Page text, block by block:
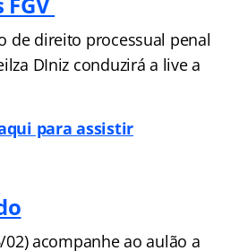
de direito processual penal
DIniz conduzirá a live a
para assistir
acompanhe ao aulão a